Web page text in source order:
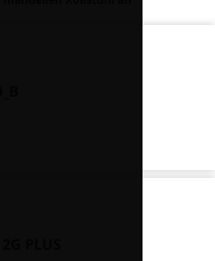
PLUS